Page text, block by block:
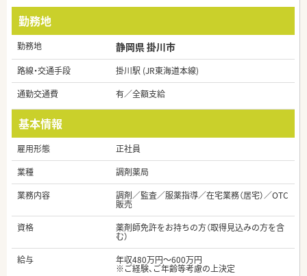
勤務地
勤務地 静岡県 掛川市
路線・交通手段
掛川駅 (JR東海道本線)
通勤交通費
有／全額支給
基本情報
雇用形態
正社員
業種
調剤薬局
業務内容
調剤／監査／服薬指導／在宅業務（居宅）／OTC
販売
資格
薬剤師免許をお持ちの方（取得見込みの方を含
む）
給与
年収480万円～600万円
※ご経験、ご年齢等考慮の上決定